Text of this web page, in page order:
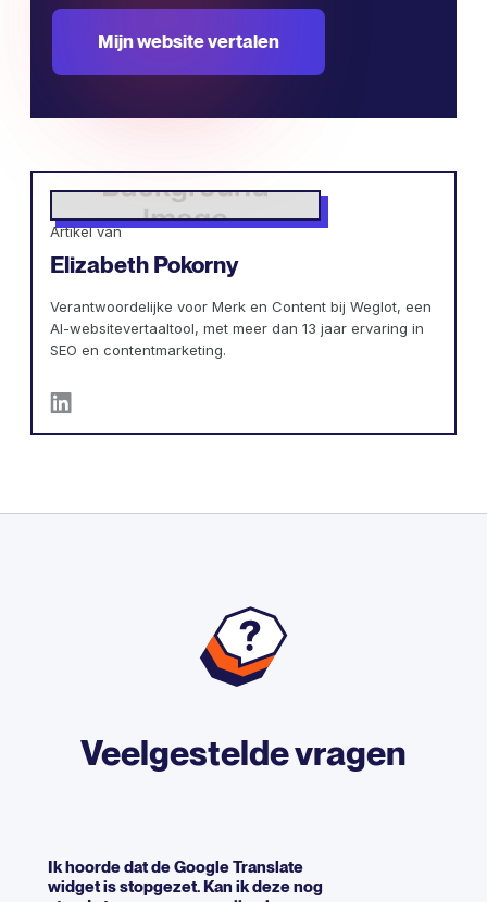
Mijn website vertalen
Artikel van
Elizabeth Pokorny
Verantwoordelijke voor Merk en Content bij Weglot, een
AI-websitevertaaltool, met meer dan 13 jaar ervaring in
SEO en contentmarketing.
Veelgestelde vragen
Ik hoorde dat de Google Translate
widget is stopgezet. Kan ik deze nog